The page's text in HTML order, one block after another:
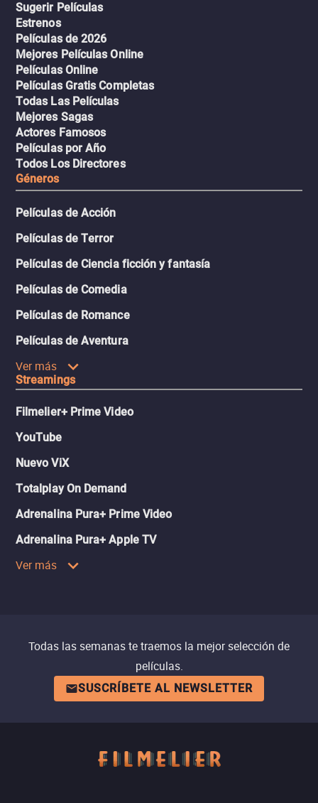
Sugerir Películas
Estrenos
Películas de 2026
Mejores Películas Online
Películas Online
Películas Gratis Completas
Todas Las Películas
Mejores Sagas
Actores Famosos
Películas por Año
Todos Los Directores
Géneros
Películas de Acción
Películas de Terror
Películas de Ciencia ficción y fantasía
Películas de Comedia
Películas de Romance
Películas de Aventura
Ver más
Streamings
Filmelier+ Prime Video
YouTube
Nuevo ViX
Totalplay On Demand
Adrenalina Pura+ Prime Video
Adrenalina Pura+ Apple TV
Ver más
Todas las semanas te traemos la mejor selección de
películas.
SUSCRÍBETE AL NEWSLETTER